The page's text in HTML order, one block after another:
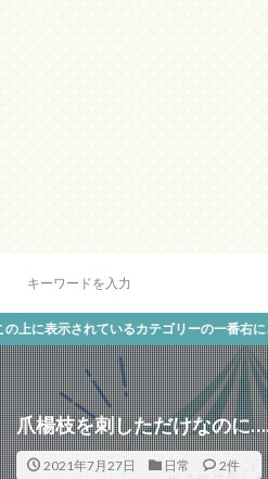
されているカテゴリーの一番右にございま
爪楊枝を刺しただけなのに
2021年7月27日 日常 2件